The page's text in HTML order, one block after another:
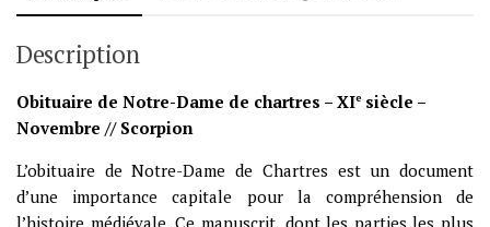
Scorpion
Description
Obituaire de Notre-Dame de chartres – XIe siècle –
Novembre // Scorpion
L’obituaire de Notre-Dame de Chartres est un document
d’une importance capitale pour la compréhension de